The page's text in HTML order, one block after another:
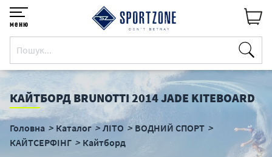
меню
КАЙТБОРД BRUNOTTI 2014 JADE KITEBOARD
Головна Каталог ЛІТО
ВОДНИЙ СПОРТ
КАЙТСЕРФІНГ
Кайтборд